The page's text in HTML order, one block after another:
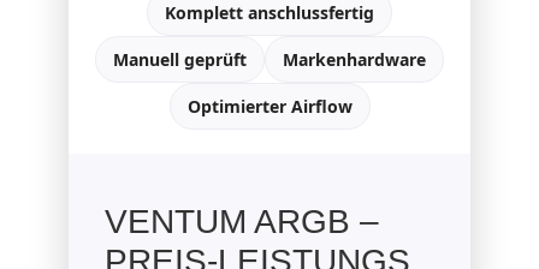
Komplett anschlussfertig
Manuell geprüft Markenhardware
Optimierter Airflow
VENTUM ARGB –